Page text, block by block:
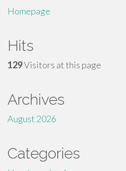
Homepage
Hits
129Visitors at this page
Archives
August 2026
Categories